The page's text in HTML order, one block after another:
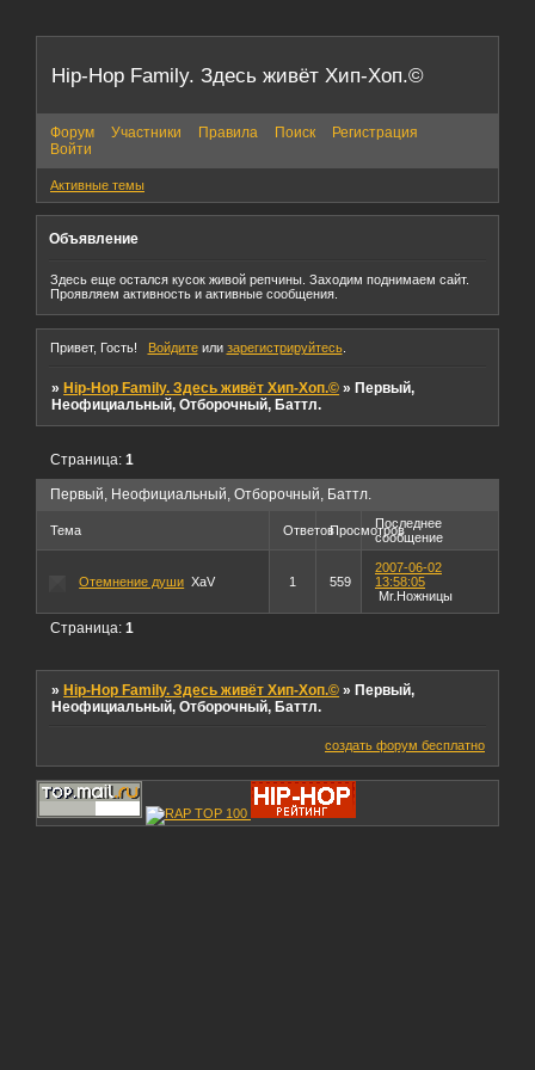
Hip-Hop Family. Здесь живёт Хип-Хоп.©
Форум Участники Правила Поиск
Регистрация
Войти
Активные темы
Объявление
Здесь еще остался кусок живой репчины. Заходим поднимаем сайт.
Проявляем активность и активные сообщения.
Привет, Гость! Войдитеили зарегистрируйтесь.
» Hip-Hop Family. Здесь живёт Хип-Хоп.© » Первый,
Неофициальный, Отборочный, Баттл.
Первый, Неофициальный, Отборочный, Баттл.
Страница:1
Тема ОтветовПросмотровПоследнее
сообщение
Отемнение души XaV 1 559
2007-06-02
13:58:05
Mr.Ножницы
Страница:1
» Hip-Hop Family. Здесь живёт Хип-Хоп.© » Первый,
Неофициальный, Отборочный, Баттл.
создать форум бесплатно